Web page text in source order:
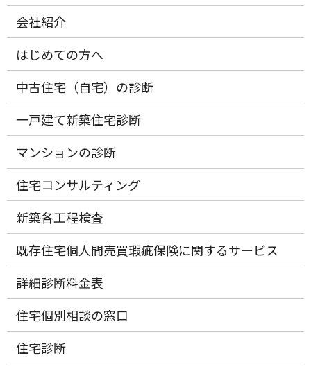
会社紹介
はじめての方へ
中古住宅（自宅）の診断
一戸建て新築住宅診断
マンションの診断
住宅コンサルティング
新築各工程検査
既存住宅個人間売買瑕疵保険に関するサービス
詳細診断料金表
住宅個別相談の窓口
住宅診断